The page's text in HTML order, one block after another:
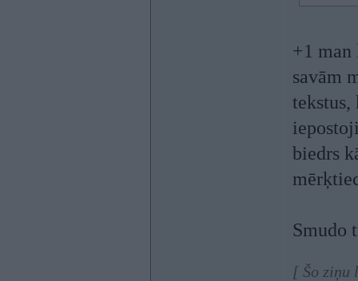
+1
savām
biedrs
Smudo
[ Šo ziņu